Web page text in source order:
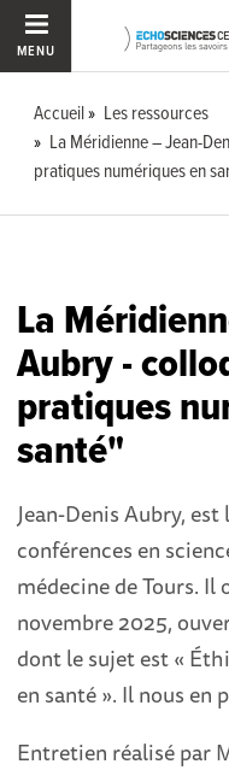
MENU
Accueil
Les ressources
La Méridienne – Jean-
pratiques numériques en
La
Aubry -
pratiques
santé"
Jean-Denis Aubry,
conférences en
médecine de Tours.
novembre 2025,
dont le sujet est «
en santé ». Il nous en
Entretien réalisé par